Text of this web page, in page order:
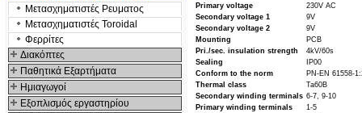
Μετασχηματιστές Ρευματος
Μετασχηματιστές Toroidal
Φερρίτες
Διακόπτες
Παθητικά Εξαρτήματα
Hμιαγωγοί
Εξοπλισμός εργαστηρίου
Primary voltage
230V AC
Secondary voltage 1
9V
Secondary voltage 2
9V
Mounting
PCB
Pri./sec. insulation strength
4kV/60s
Sealing
IP00
Conform to the norm
PN-EN 61558-
Thermal class
Ta60B
Secondary winding terminals 6-7, 9-10
Primary winding terminals
1-5